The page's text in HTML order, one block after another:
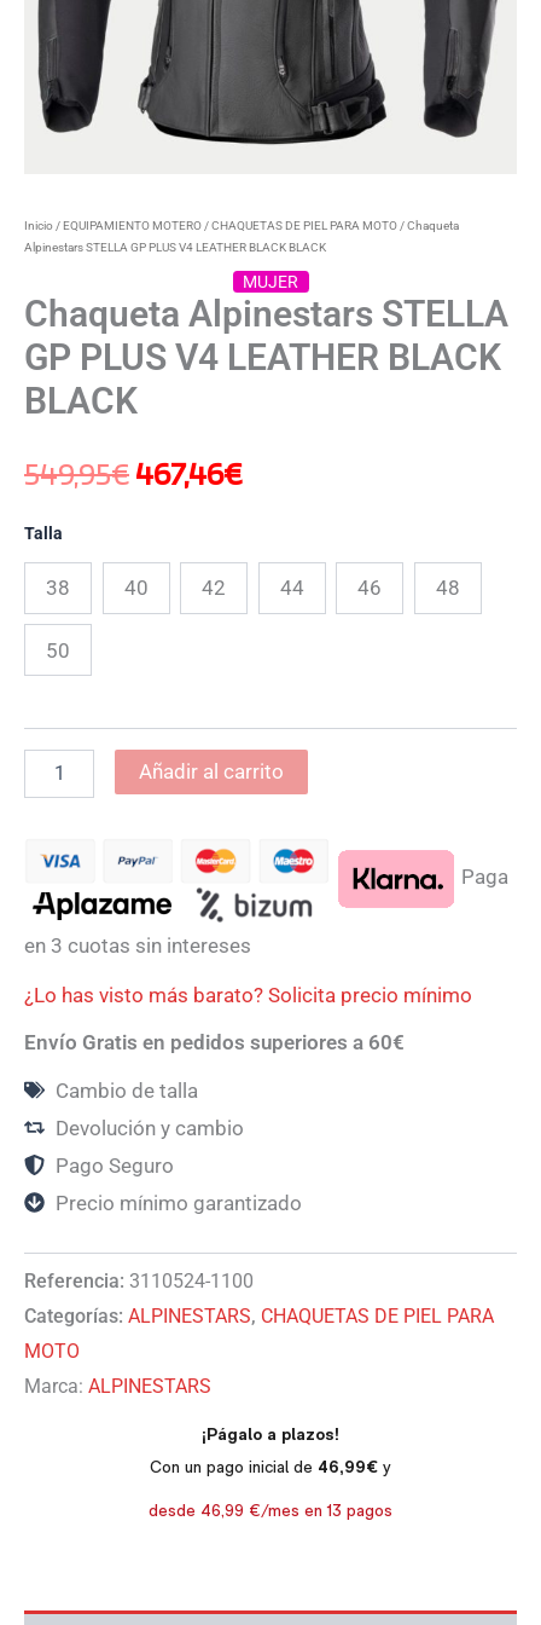
Inicio /EQUIPAMIENTO MOTERO /CHAQUETAS DE PIEL PARA MOTO / Chaqueta
Alpinestars STELLA GP PLUS V4 LEATHER BLACK BLACK
MUJER
Chaqueta Alpinestars STELLA
GP PLUS V4 LEATHER BLACK
BLACK
549,95€467,46€
Talla
38 40 42 44 46 48
50
Añadir al carrito
Paga
en 3 cuotas sin intereses
¿Lo has visto más barato? Solicita precio mínimo
Envío Gratis en pedidos superiores a 60€
Cambio de talla
Devolución y cambio
Pago Seguro
Precio mínimo garantizado
Referencia: 3110524-1100
Categorías: ALPINESTARS, CHAQUETAS DE PIEL PARA
MOTO
Marca: ALPINESTARS